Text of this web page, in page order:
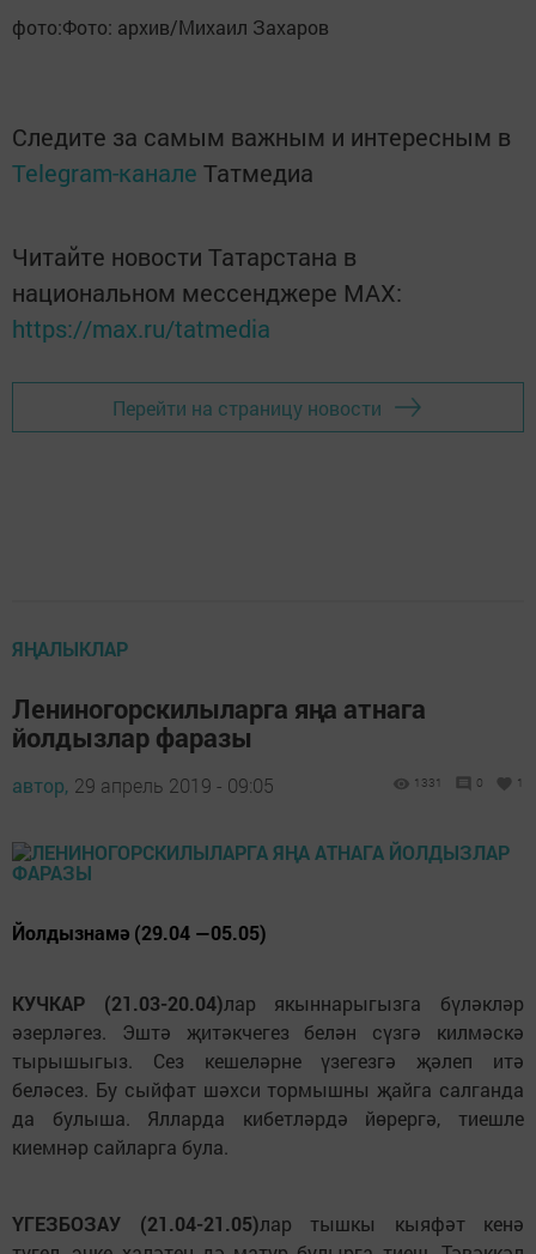
фото:Фото: архив/Михаил Захаров
Следите за самым важным и интересным в
Telegram-канале Татмедиа
Читайте новости Татарстана в
национальном мессенджере MАХ:
https://max.ru/tatmedia
Перейти на страницу новости
ЯҢАЛЫКЛАР
Лениногорскилыларга яңа атнага
йолдызлар фаразы
автор, 29 апрель 2019 - 09:05 1331 0 1
Йолдызнамә (29.04 —05.05)
КУЧКАР (21.03-20.04)лар якыннарыгызга бүләкләр
әзерләгез. Эштә җитәкчегез белән сүзгә килмәскә
тырышыгыз. Сез кешеләрне үзегезгә җәлеп итә
беләсез. Бу сыйфат шәхси тормышны җайга салганда
да булыша. Ялларда кибетләрдә йөрергә, тиешле
киемнәр сайларга була.
ҮГЕЗБОЗАУ (21.04-21.05)лар тышкы кыяфәт кенә